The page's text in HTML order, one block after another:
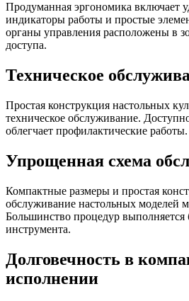
Продуманная эргономика включает
индикаторы работы и простые
органы управления расположены в
доступа.
Техническое
Простая конструкция настольных
техническое обслуживание.
облегчает профилактические работы.
Упрощенная схема
Компактные размеры и простая
обслуживание настольных моделей
Большинство процедур выполняется
инструмента.
Долговечность в
исполнении